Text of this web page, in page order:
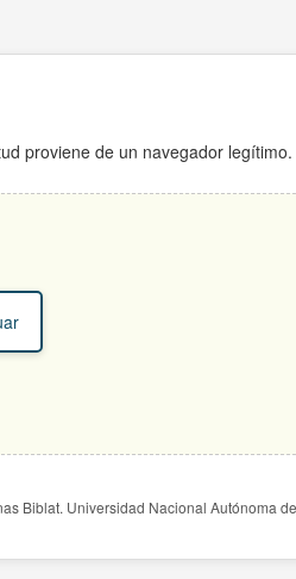
proviene de un navegador legítimo.
Biblat. Universidad Nacional Autónoma